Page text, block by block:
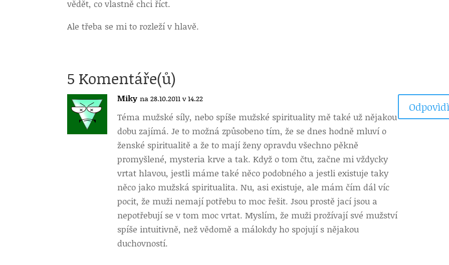
vědět, co vlastně chci říct.
Ale třeba se mi to rozleží v hlavě.
5 Komentáře(ů)
Miky na 28.10.2011 v 14.22
Téma mužské síly, nebo spíše mužské spirituality mě také už nějakou
dobu zajímá. Je to možná způsobeno tím, že se dnes hodně mluví o
ženské spiritualitě a že to mají ženy opravdu všechno pěkně
promyšlené, mysteria krve a tak. Když o tom čtu, začne mi vždycky
vrtat hlavou, jestli máme také něco podobného a jestli existuje taky
něco jako mužská spiritualita. Nu, asi existuje, ale mám čím dál víc
pocit, že muži nemají potřebu to moc řešit. Jsou prostě jací jsou a
nepotřebují se v tom moc vrtat. Myslím, že muži prožívají své mužství
spíše intuitivně, než vědomě a málokdy ho spojují s nějakou
duchovností.